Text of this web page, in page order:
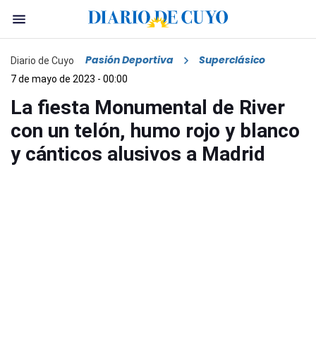
Diario de Cuyo Pasión Deportiva Superclásico
7 de mayo de 2023 - 00:00
La fiesta Monumental de River
con un telón, humo rojo y blanco
y cánticos alusivos a Madrid